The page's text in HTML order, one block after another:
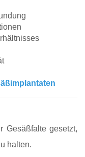
Gesäßfalte gesetzt,
halten.